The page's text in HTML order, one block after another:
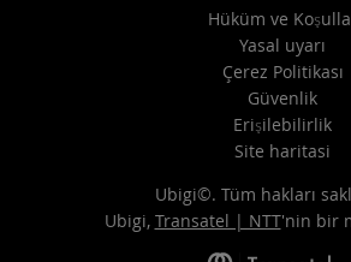
Hüküm ve
Yasal uyarı
Çerez Politikası
Güvenlik
Erişilebilirlik
Site haritasi
Ubigi©. Tüm hakları
Ubigi, Transatel | NTT'nin bir